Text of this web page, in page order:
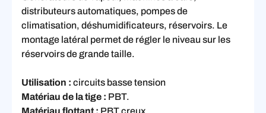
distributeurs automatiques, pompes de
climatisation, déshumidificateurs, réservoirs. Le
montage latéral permet de régler le niveau sur les
réservoirs de grande taille.
Utilisation : circuits basse tension
Matériau de la tige : PBT.